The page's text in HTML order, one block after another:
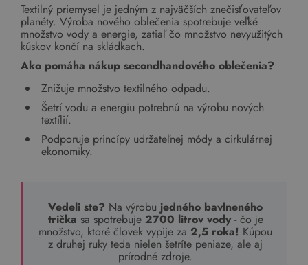
Textilný priemysel je jedným z najväčších znečisťovateľov
planéty. Výroba nového oblečenia spotrebuje veľké
množstvo vody a energie, zatiaľ čo množstvo nevyužitých
kúskov končí na skládkach.
Ako pomáha nákup secondhandového oblečenia?
Znižuje množstvo textilného odpadu.
Šetrí vodu a energiu potrebnú na výrobu nových
textílií.
Podporuje princípy udržateľnej módy a cirkulárnej
ekonomiky.
Vedeli ste? Na výrobu jedného bavlneného
trička sa spotrebuje 2700 litrov vody- čo je
množstvo, ktoré človek vypije za 2,5 roka! Kúpou
z druhej ruky teda nielen šetríte peniaze, ale aj
prírodné zdroje.